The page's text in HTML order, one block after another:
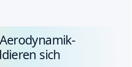
sich